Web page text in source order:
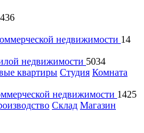
436
недвижимости 14
недвижимости 5034
квартиры Студия Комната
недвижимости 1425
Склад Магазин